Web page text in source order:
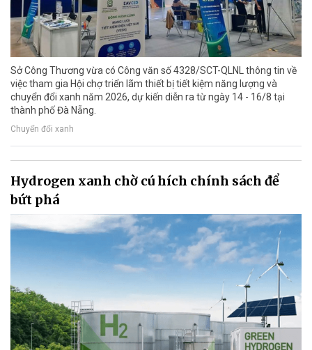
Sở Công Thương vừa có Công văn số 4328/SCT-QLNL thông tin về
việc tham gia Hội chợ triển lãm thiết bị tiết kiệm năng lượng và
chuyển đổi xanh năm 2026, dự kiến diễn ra từ ngày 14 - 16/8 tại
thành phố Đà Nẵng.
Chuyển đổi xanh
Hydrogen xanh chờ cú hích chính sách để
bứt phá